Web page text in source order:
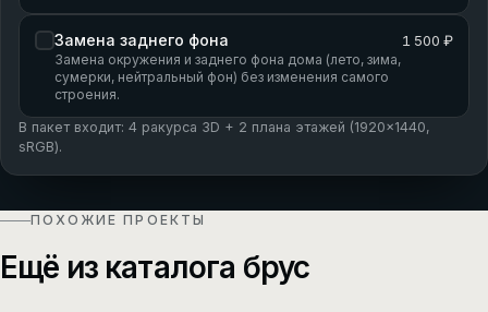
Замена заднего фона 1 500 ₽
Замена окружения и заднего фона дома (лето, зима,
сумерки, нейтральный фон) без изменения самого
строения.
В пакет входит: 4 ракурса 3D + 2 плана этажей (1920×1440,
sRGB).
ПОХОЖИЕ ПРОЕКТЫ
Ещё из каталога брус